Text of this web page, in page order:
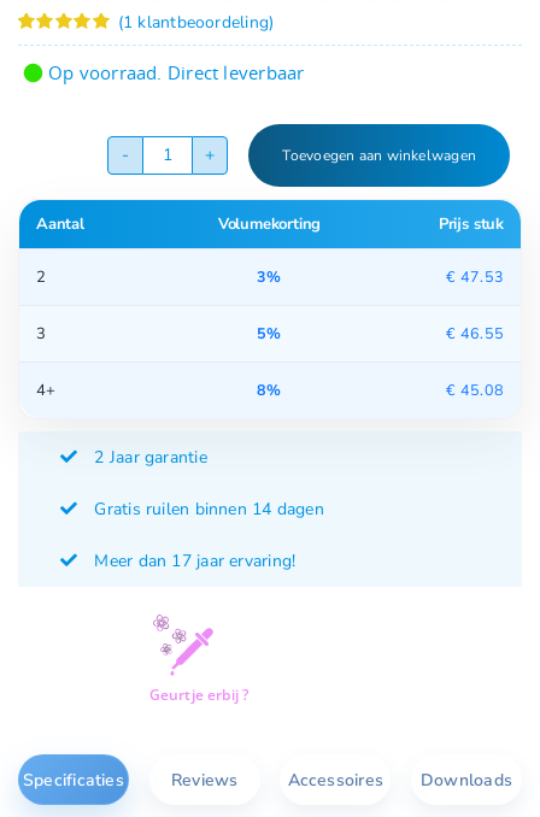
Gewaardeerd
5.00op 5
gebaseerd
1
(1 klantbeoordeling)
Op voorraad. Direct leverbaar
Aromaverdamper
PR-
Toevoegen aan winkelwagen
Aantal Volumekorting Prijs stuk
2 3% € 47.53
3 5% € 46.55
4+ 8% € 45.08
2 Jaar garantie
Gratis ruilen binnen 14 dagen
Meer dan 17 jaar ervaring!
Geurtje erbij ?
Specificaties Reviews Accessoires Downloads